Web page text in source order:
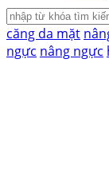
căng da mặt
ngực nâng ngực